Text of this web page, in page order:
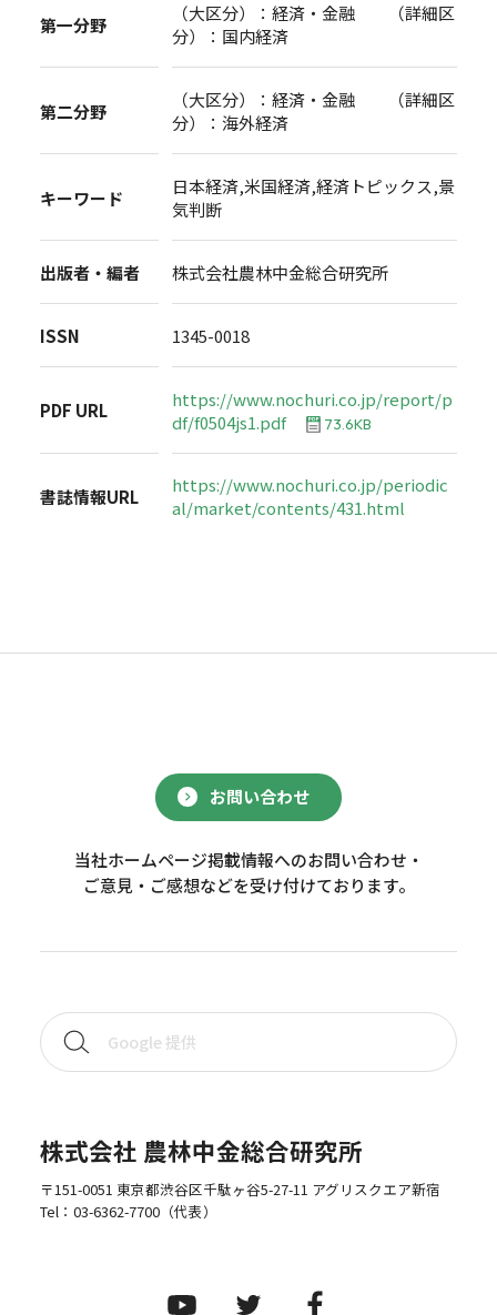
第一分野
（大区分）：経済・金融 （詳細区
分）：国内経済
第二分野
（大区分）：経済・金融 （詳細区
分）：海外経済
キーワード
日本経済,米国経済,経済トピックス,景
気判断
出版者・編者 株式会社農林中金総合研究所
ISSN 1345-0018
PDF URL
https://www.nochuri.co.jp/report/p
df/f0504js1.pdf
73.6KB
書誌情報URL
https://www.nochuri.co.jp/periodic
al/market/contents/431.html
お問い合わせ
当社ホームページ掲載情報へのお問い合わせ・
ご意見・ご感想などを受け付けております。
株式会社 農林中金総合研究所
〒151-0051 東京都渋谷区千駄ヶ谷5-27-11 アグリスクエア新宿
Tel： 03-6362-7700（代表）